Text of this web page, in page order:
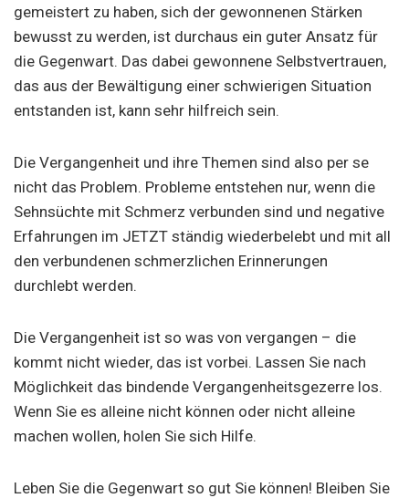
gemeistert zu haben, sich der gewonnenen Stärken
bewusst zu werden, ist durchaus ein guter Ansatz für
die Gegenwart. Das dabei gewonnene Selbstvertrauen,
das aus der Bewältigung einer schwierigen Situation
entstanden ist, kann sehr hilfreich sein.
Die Vergangenheit und ihre Themen sind also per se
nicht das Problem. Probleme entstehen nur, wenn die
Sehnsüchte mit Schmerz verbunden sind und negative
Erfahrungen im JETZT ständig wiederbelebt und mit all
den verbundenen schmerzlichen Erinnerungen
durchlebt werden.
Die Vergangenheit ist so was von vergangen – die
kommt nicht wieder, das ist vorbei. Lassen Sie nach
Möglichkeit das bindende Vergangenheitsgezerre los.
Wenn Sie es alleine nicht können oder nicht alleine
machen wollen, holen Sie sich Hilfe.
Leben Sie die Gegenwart so gut Sie können! Bleiben Sie